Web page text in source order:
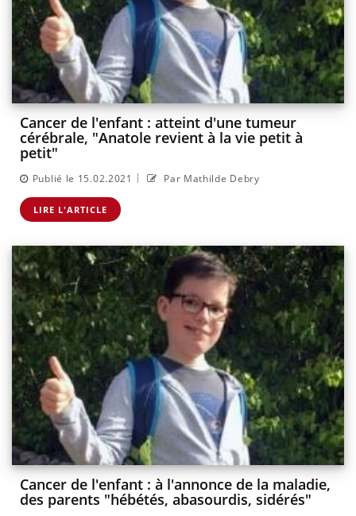
Cancer de l'enfant : atteint d'une tumeur
cérébrale, "Anatole revient à la vie petit à
petit"
Publié le 15.02.2021 | Par Mathilde Debry
LIRE L'ARTICLE
Cancer de l'enfant : à l'annonce de la maladie,
des parents "hébétés, abasourdis, sidérés"